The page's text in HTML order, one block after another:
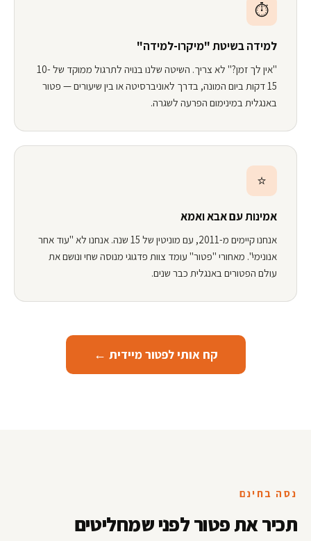
⏱️
למידה בשיטת "מיקרו-למידה"
"אין לך זמן?" לא צריך. השיטה שלנו בנויה לתרגול ממוקד של 10-
15 דקות ביום המונה, בדרך לאוניברסיטה או בין שיעורים — פטור
באנגלית במינימום הפרעה לשגרה.
⭐
אמינות עם אבא ואמא
אנחנו קיימים מ-2011, עם מוניטין של 15 שנה. אנחנו לא "עוד אחר
אנונימי". מאחורי "פטור" עומד צוות פדגוגי מנוסה שחי ונושם את
עולם הפטורים באנגלית כבר שנים.
קח אותי לפטור מיידית ←
נסה בחינם
תכיר את פטור לפני שמחליטים